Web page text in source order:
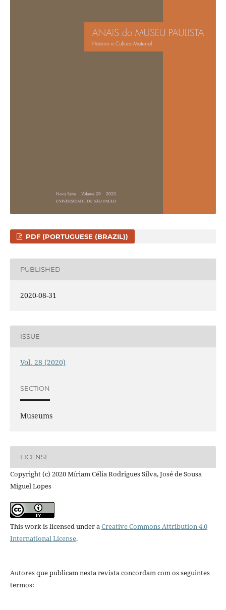
PDF (PORTUGUESE (BRAZIL))
PUBLISHED
2020-08-31
ISSUE
Vol. 28 (2020)
SECTION
Museums
LICENSE
Copyright (c) 2020 Míriam Célia Rodrigues Silva, José de Sousa
Miguel Lopes
This work is licensed under aCreative Commons Attribution 4.0
International License.
Autores que publicam nesta revista concordam com os seguintes
termos: